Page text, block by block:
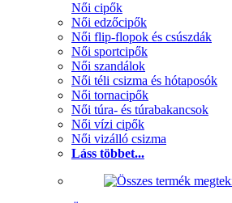
Női cipők
Női edzőcipők
Női flip-flopok és csúszdák
Női sportcipők
Női szandálok
Női téli csizma és hótaposók
Női tornacipők
Női túra- és túrabakancsok
Női vízi cipők
Női vizálló csizma
Láss többet...